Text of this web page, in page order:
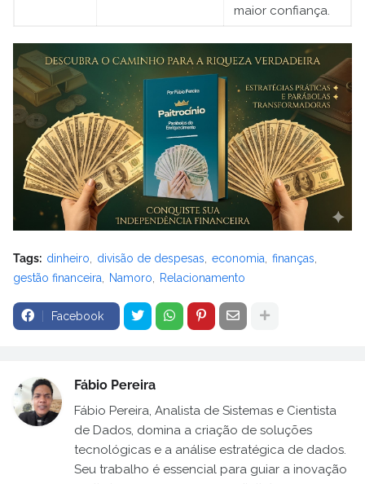
maior confiança.
Tags: dinheiro divisão de despesas economia
finanças
gestão financeira
Namoro Relacionamento
Facebook
Fábio Pereira
Fábio Pereira, Analista de Sistemas e Cientista
de Dados, domina a criação de soluções
tecnológicas e a análise estratégica de dados.
Seu trabalho é essencial para guiar a inovação